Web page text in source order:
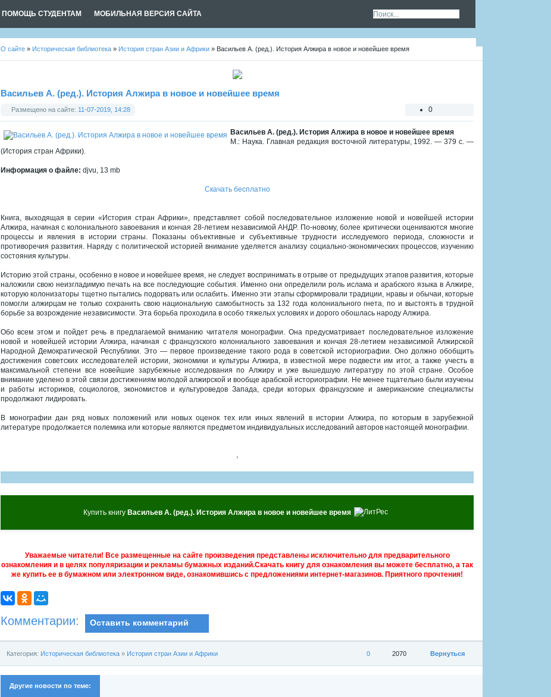
ПОМОЩЬ СТУДЕНТАМ МОБИЛЬНАЯ ВЕРСИЯ САЙТА
О сайте » Историческая библиотека » История стран Азии и Африки » Васильев А. (ред.). История Алжира в новое и новейшее время
Васильев А. (ред.). История Алжира в новое и новейшее время
Размещено на сайте: 11-07-2019, 14:28 0
Васильев А. (ред.). История Алжира в новое и новейшее время
М.: Наука. Главная редакция восточной литературы, 1992. — 379 с. —
(История стран Африки).
Информация о файле: djvu, 13 mb
Скачать бесплатно
Книга, выходящая в серии «История стран Африки», представляет собой последовательное изложение новой и новейшей истории
Алжира, начиная с колониального завоевания и кончая 28-летием независимой АНДР. По-новому, более критически оцениваются многие
процессы и явления в истории страны. Показаны объективные и субъективные трудности исследуемого периода, сложности и
противоречия развития. Наряду с политической историей внимание уделяется анализу социально-экономических процессов, изучению
состояния культуры.
Историю этой страны, особенно в новое и новейшее время, не следует воспринимать в отрыве от предыдущих этапов развития, которые
наложили свою неизгладимую печать на все последующие события. Именно они определили роль ислама и арабского языка в Алжире,
которую колонизаторы тщетно пытались подорвать или ослабить. Именно эти этапы сформировали традиции, нравы и обычаи, которые
помогли алжирцам не только сохранить свою национальную самобытность за 132 года колониального гнета, по и выстоять в трудной
борьбе за возрождение независимости. Эта борьба проходила в особо тяжелых условиях и дорого обошлась народу Алжира.
Обо всем этом и пойдет речь в предлагаемой вниманию читателя монографии. Она предусматривает последовательное изложение
новой и новейшей истории Алжира, начиная с французского колониального завоевания и кончая 28-летием независимой Алжирской
Народной Демократической Республики. Это — первое произведение такого рода в советской историографии. Оно должно обобщить
достижения советских исследователей истории, экономики и культуры Алжира, в известной мере подвести им итог, а также учесть в
максимальной степени все новейшие зарубежные исследования по Алжиру и уже вышедшую литературу по этой стране. Особое
внимание уделено в этой связи достижениям молодой алжирской и вообще арабской историографии. Не менее тщательно были изучены
и работы историков, социологов, экономистов и культуроведов Запада, среди которых французские и американские специалисты
продолжают лидировать.
В монографии дан ряд новых положений или новых оценок тех или иных явлений в истории Алжира, по которым в зарубежной
литературе продолжается полемика или которые являются предметом индивидуальных исследований авторов настоящей монографии.
,
Купить книгу Васильев А. (ред.). История Алжира в новое и новейшее время
Уважаемые читатели! Все размещенные на сайте произведения представлены исключительно для предварительного
ознакомления и в целях популяризации и рекламы бумажных изданий.Скачать книгу для ознакомления вы можете бесплатно, а так
же купить ее в бумажном или электронном виде, ознакомившись с предложениями интернет-магазинов. Приятного прочтения!
Комментарии: Оставить комментарий
Вернуться
2070
0
Категория: Историческая библиотека » История стран Азии и Африки
Другие новости по теме: